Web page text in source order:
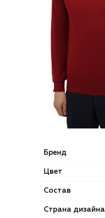
Бренд
Цвет
Состав
Страна дизайна